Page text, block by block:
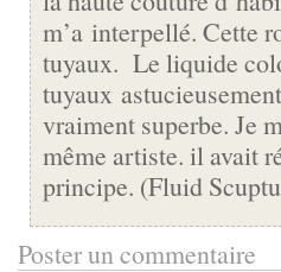
m’a interpellé. Cette
tuyaux. Le liquide
tuyaux
vraiment superbe. Je
même artiste. il avait
principe. (Fluid
Poster un commentaire